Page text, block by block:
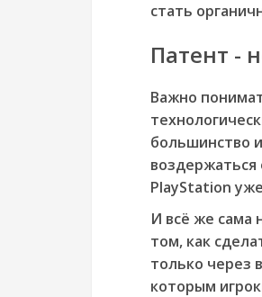
стать
Патент -
Важно
большинство
PlayStation
И всё же сама
том, как
только через
которым